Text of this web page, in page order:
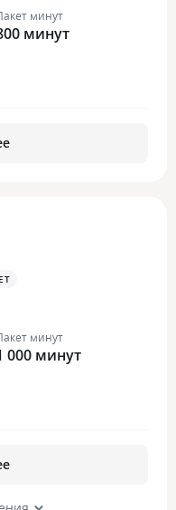
минут
минут
минут
000 минут